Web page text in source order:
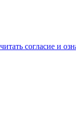
согласие и